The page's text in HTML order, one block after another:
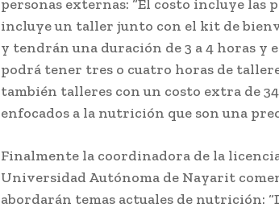
personas externas: “El costo incluye las
incluye un taller junto con el kit de
y tendrán una duración de 3 a 4 horas y
podrá tener tres o cuatro horas de
también talleres con un costo extra de
enfocados a la nutrición que son una
Finalmente la coordinadora de la
Universidad Autónoma de Nayarit
abordarán temas actuales de nutrición: